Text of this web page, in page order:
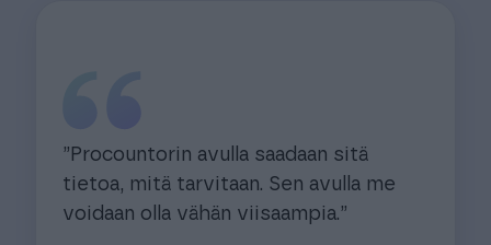
”Procountorin avulla saadaan sitä
tietoa, mitä tarvitaan. Sen avulla me
voidaan olla vähän viisaampia.”